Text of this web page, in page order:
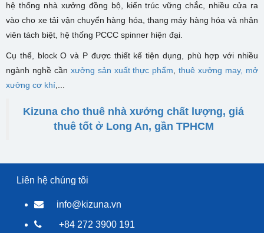
hệ thống nhà xưởng đồng bộ, kiến trúc vững chắc, nhiều cửa ra
vào cho xe tải vận chuyển hàng hóa, thang máy hàng hóa và nhân
viên tách biệt, hệ thống PCCC spinner hiện đại.
Cụ thể, block O và P được thiết kế tiện dụng, phù hợp với nhiều
ngành nghề cần xưởng sản xuất thực phẩm ,thuê xưởng may, mở
xưởng cơ khí
Kizuna cho thuê nhà xưởng chất lượng, giá
thuê tốt ở Long An, gần TPHCM
Liên hệ chúng tôi
info@kizuna.vn
+84 272 3900 191